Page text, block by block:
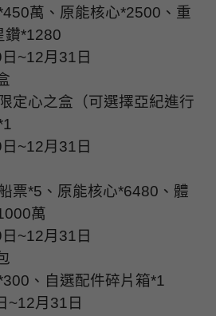
萬、原能核心*2500 、重
鑽*1280
日 ~12月 31 日
定心之盒（可選擇亞紀進行
日 ~12月 31 日
票*5 、原能核心*6480 、體
萬
日 ~12月 31 日
、自選配件碎片箱*1
~12月 31 日